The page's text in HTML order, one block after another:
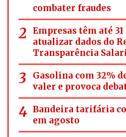
combater fraudes
Empresas têm até
atualizar dados do
Transparência
Gasolina com 32%
valer e provoca
Bandeira tarifária
em agosto